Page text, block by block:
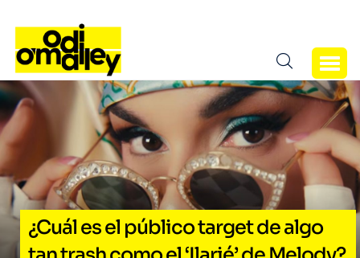
¿Cuál es el público target de algo